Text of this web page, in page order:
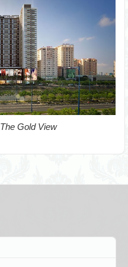
The Gold View